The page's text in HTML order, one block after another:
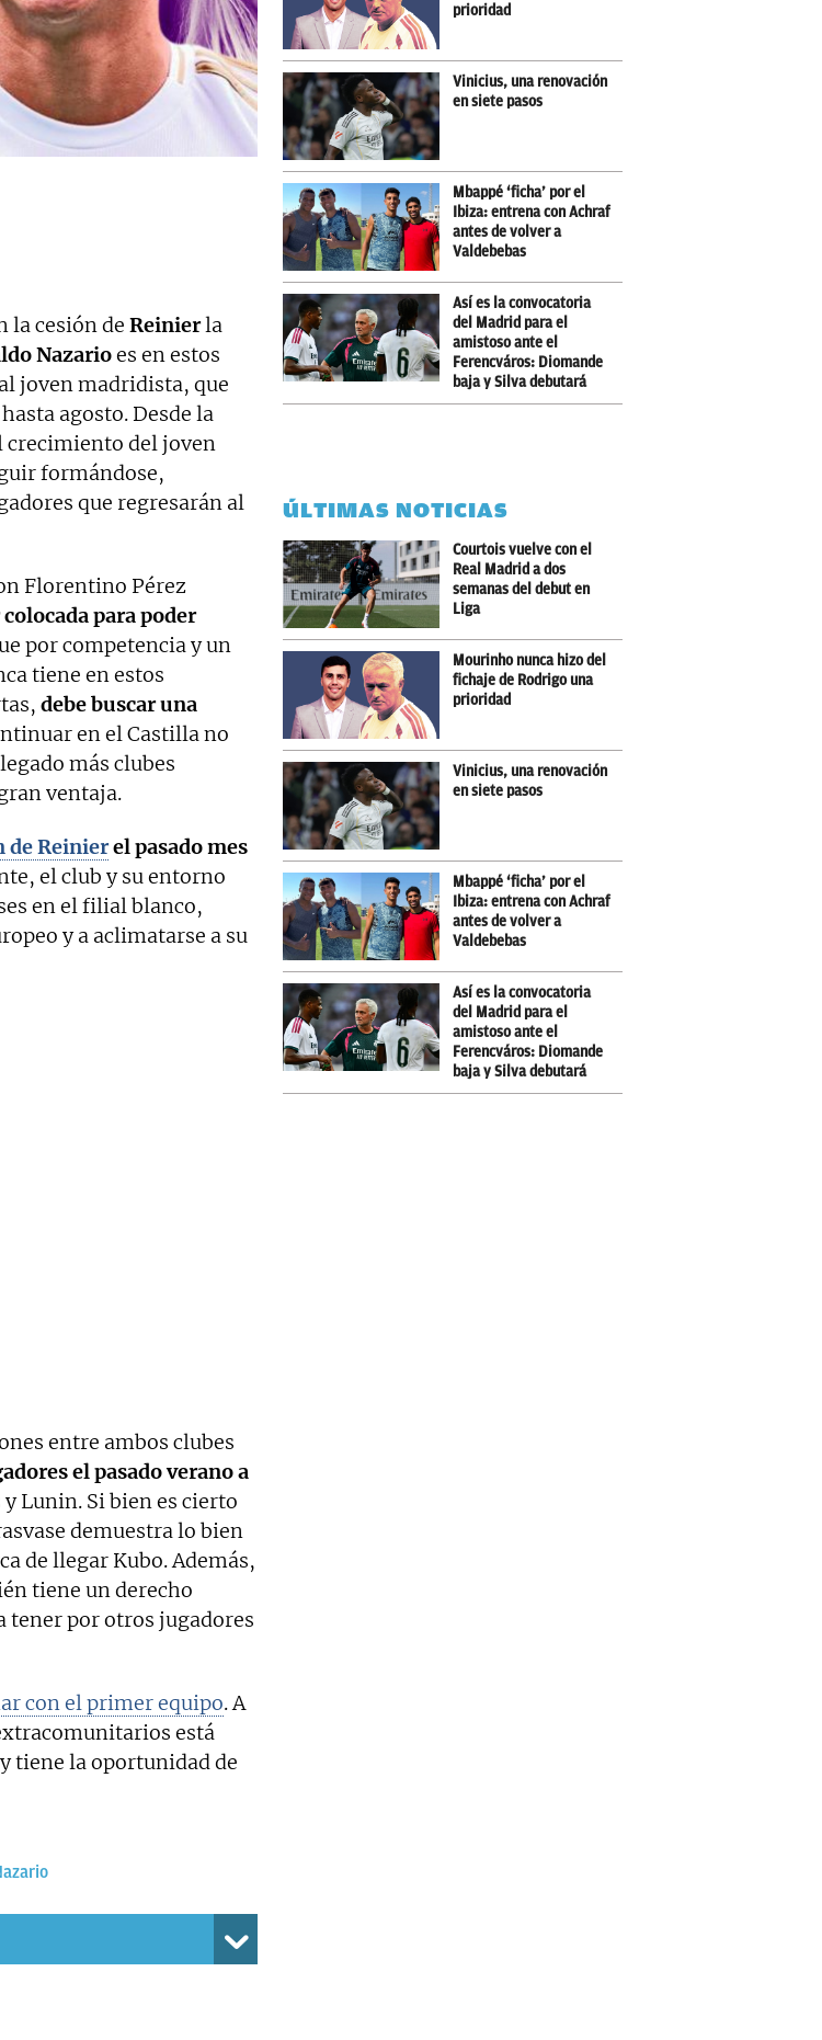
la cesión de Reinierla
Nazarioes en estos
joven madridista, que
agosto. Desde la
crecimiento del joven
formándose,
que regresarán al
Florentino Pérez
para poder
por competencia y un
tiene en estos
debe buscar una
en el Castilla no
más clubes
ventaja.
de Reinierel pasado mes
el club y su entorno
en el filial blanco,
y a aclimatarse a su
entre ambos clubes
el pasado verano a
y Lunin. Si bien es cierto
demuestra lo bien
de llegar Kubo. Además,
tiene un derecho
tener por otros jugadores
con el primer equipo. A
está
tiene la oportunidad de
prioridad
Vinicius, una renovación
en siete pasos
Mbappé ‘ficha’ por el
Ibiza: entrena con Achraf
antes de volver a
Valdebebas
Así es la convocatoria
del Madrid para el
amistoso ante el
Ferencváros: Diomande
baja y Silva debutará
ÚLTIMAS NOTICIAS
Courtois vuelve con el
Real Madrid a dos
semanas del debut en
Liga
Mourinho nunca hizo del
fichaje de Rodrigo una
prioridad
Vinicius, una renovación
en siete pasos
Mbappé ‘ficha’ por el
Ibiza: entrena con Achraf
antes de volver a
Valdebebas
Así es la convocatoria
del Madrid para el
amistoso ante el
Ferencváros: Diomande
baja y Silva debutará